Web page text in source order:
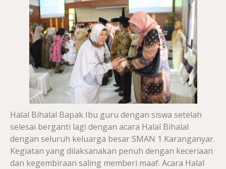
Halal Bihalal Bapak Ibu guru dengan siswa setelah
selesai berganti lagi dengan acara Halal Bihalal
dengan seluruh keluarga besar SMAN 1 Karanganyar.
Kegiatan yang dilaksanakan penuh dengan keceriaan
dan kegembiraan saling memberi maaf. Acara Halal